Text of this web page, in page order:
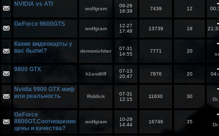
NVIDIA vs ATI
wolfgram
09-28
18:39
7439 12
GeForce 9600GTS
wolfgram
12-27
17:48
13739 18
Какие видеокарты у
вас были!?
demonichiter
07-31
14:55
7771 20
9800 GTX
h1end0ff
07-13
20:47
7876 20
Nvidia 9900 GTX миф
или реальность
Riddick
07-31
12:15
11630 30
GeForce
8800GT.Соотношение
цены и качества?
wolfgram
10-29
14:44
16746 35